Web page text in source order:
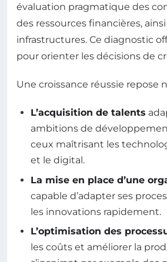
évaluation pragmatique des
des ressources financières,
infrastructures. Ce diagnostic
pour orienter les décisions de
Une croissance réussie repose
L’acquisition de talents
ambitions de
ceux maîtrisant les
et le digital.
La mise en place d’une
capable d’adapter ses
les innovations rapidement.
L’optimisation des
les coûts et améliorer la